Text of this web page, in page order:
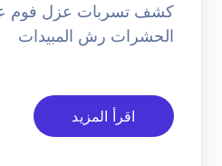
كشف تسربات عزل فوم
الحشرات رش المبيدات
اقرأ المزيد